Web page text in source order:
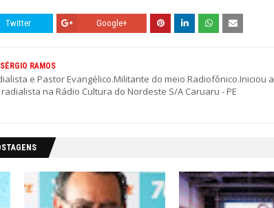
Twitter Google+
SÉRGIO RAMOS
e Pastor Evangélico.Militante do meio Radiofônico.Iniciou a
na Rádio Cultura do Nordeste S/A Caruaru - PE